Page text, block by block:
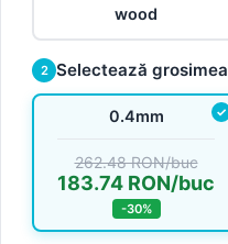
wood
2 Selectează grosimea
0.4mm
262.48 RON/buc
183.74 RON/buc
-30%